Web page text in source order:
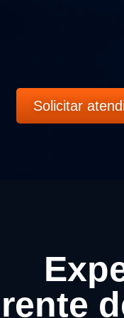
Solicitar